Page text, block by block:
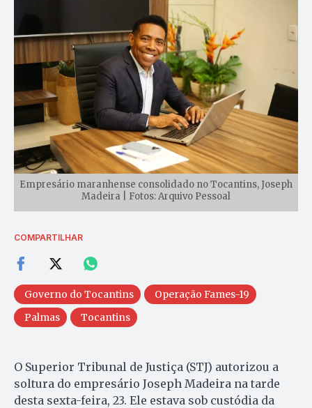
Empresário maranhense consolidado no Tocantins, Joseph
Madeira | Fotos: Arquivo Pessoal
COMPARTILHAR
Governo do Tocantins
Operação Fames-19
Palmas
Tocantins
O Superior Tribunal de Justiça (STJ) autorizou a
soltura do empresário Joseph Madeira na tarde
desta sexta-feira, 23. Ele estava sob custódia da